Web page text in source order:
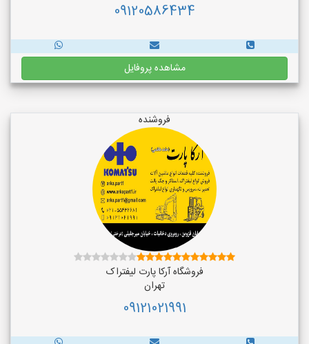
09120586434
مشاهده پروفایل
فروشنده
فروشگاه آرکا پارت لیفتراک
تهران
09121021991